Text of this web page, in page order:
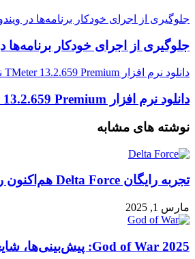
جلوگیری از اجرای خودکار برنامه‌ها در
جلوگیری از اجرای خودکار
دانلود نرم افزار TMeter 13.2.659 Premium نظارت بر مصرف اینترنت
دانلود نرم افزار TMeter 13.2.659 Premium نظارت بر مصرف اینترنت
نوشته های مشابه
تجربه رایگان Delta Force هم‌اکنون روی PC
مارس 1, 2025
God of War 2025: پیش‌بینی‌ها، شایعات و هر آنچه از بازگشت کریتوس انتظار داریم!